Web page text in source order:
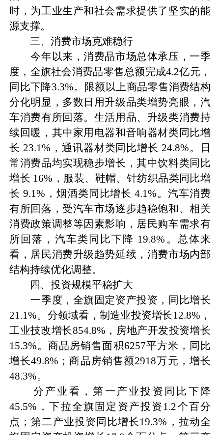
时，为工业生产和社会需求提供了坚实的能
源支撑。
三、消费市场克难稳行
今年以来，消费品市场总体承压，一季
度，全旗社会消费品零售总额完成4.2亿元，
同比下降3.3%。限额以上商品零售消费结构
分化明显，多数日用升级品类增势亮眼，汽
车消费有所回落。生活用品、升级类消费持
续回暖，其中家用电器和音响器材类同比增
长 23.1%，通讯器材类同比增长 24.8%。日
常消费品均实现稳步增长，其中饮料类同比
增长 16%，服装、鞋帽、针纺织品类同比增
长 9.1%，烟酒类同比增长 4.1%。汽车消费
有所回落，受汽车市场逐步趋稳饱和、相关
消费政策调整等因素影响，居民购车需求有
所回落，汽车类同比下降 19.8%。总体来
看，居民消费升级趋势延续，消费市场内部
结构持续优化调整。
四、投资规模平稳扩大
一季度，全旗固定资产投资，同比增长
21.1%。分领域看，制造业投资增长12.8%，
工业技改增长854.8%，房地产开发投资增长
15.3%。商品房销售面积6257平方米，同比
增长49.8%；商品房销售额2918万元，增长
48.3%。
分产业看，第一产业投资同比下降
45.5%，下拉全旗固定资产投资1.2个百分
点；第二产业投资同比增长19.3%，拉动全